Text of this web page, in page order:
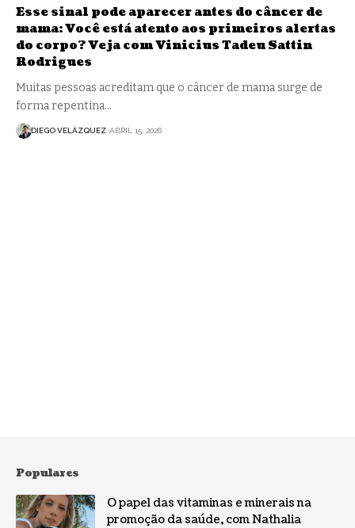
Esse sinal pode aparecer antes do câncer de
mama: Você está atento aos primeiros alertas
do corpo? Veja com Vinicius Tadeu Sattin
Rodrigues
Muitas pessoas acreditam que o câncer de mama surge de
forma repentina…
DIEGO VELÁZQUEZ ABRIL 15, 2026
Populares
O papel das vitaminas e minerais na
promoção da saúde, com Nathalia